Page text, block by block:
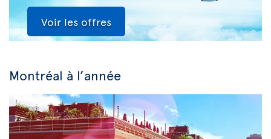
Voir les offres
Montréal à l’année